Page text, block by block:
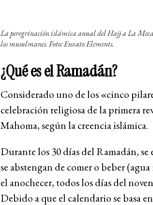
La peregrinación islámica anual del Hajj a La
los musulmanes. Foto: Envato Elements.
¿Qué es el Ramadán?
Considerado uno de los «cinco
celebración religiosa de la primera
Mahoma, según la creencia islámica.
Durante los 30 días del Ramadán,
se abstengan de comer o beber
el anochecer, todos los días del
Debido a que el calendario se basa